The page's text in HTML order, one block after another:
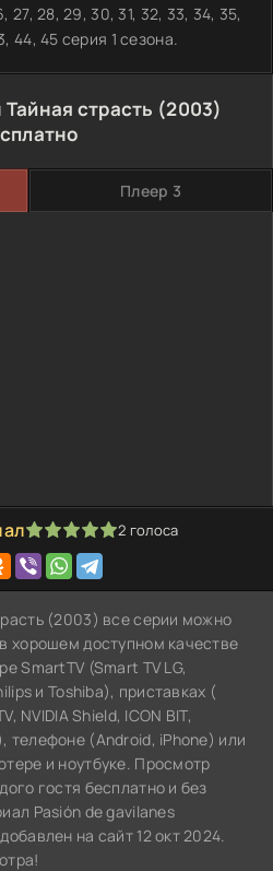
27, 28, 29, 30, 31, 32, 33, 34, 35,
44, 45 серия 1 сезона.
страсть (2003)
Плеер 3
2 голоса
(2003) все серии можно
хорошем доступном качестве
SmartTV (Smart TV LG,
и Toshiba), приставках (
NVIDIA Shield, ICON BIT,
телефоне (Android, iPhone) или
и ноутбуке. Просмотр
гостя бесплатно и без
Pasión de gavilanes
на сайт 12 окт 2024.